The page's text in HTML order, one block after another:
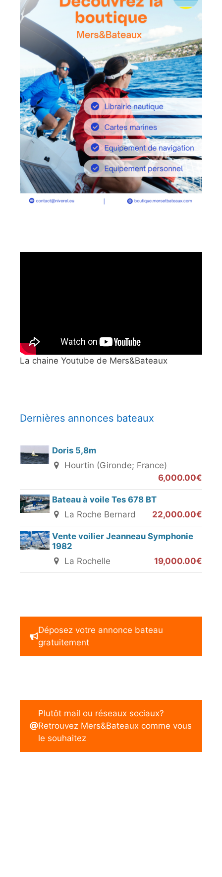
La chaine Youtube de Mers&Bateaux
Dernières annonces bateaux
Doris 5,8m
Hourtin (Gironde; France)
6,000.00€
Bateau à voile Tes 678 BT
La Roche Bernard
22,000.00€
Vente voilier Jeanneau Symphonie
1982
La Rochelle
19,000.00€
Déposez votre annonce bateau
gratuitement
Plutôt mail ou réseaux sociaux?
Retrouvez Mers&Bateaux comme vous
le souhaitez